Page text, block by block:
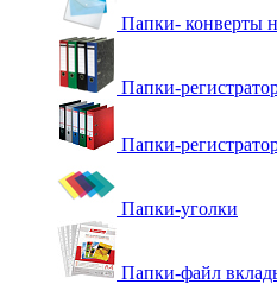
Папки- конверты
Папки-
Папки-
Папки-уголки
Папки-файл